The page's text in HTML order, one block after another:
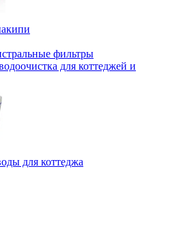
фильтры
для коттеджей и
для коттеджа